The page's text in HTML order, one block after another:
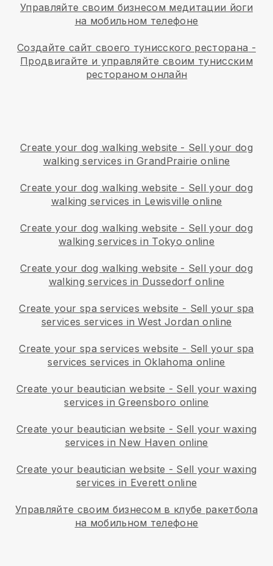
Управляйте своим бизнесом медитации йоги
на мобильном телефоне
Создайте сайт своего тунисского ресторана -
Продвигайте и управляйте своим тунисским
рестораном онлайн
Create your dog walking website - Sell your dog
walking services in GrandPrairie online
Create your dog walking website - Sell your dog
walking services in Lewisville online
Create your dog walking website - Sell your dog
walking services in Tokyo online
Create your dog walking website - Sell your dog
walking services in Dussedorf online
Create your spa services website - Sell your spa
services services in West Jordan online
Create your spa services website - Sell your spa
services services in Oklahoma online
Create your beautician website - Sell your waxing
services in Greensboro online
Create your beautician website - Sell your waxing
services in New Haven online
Create your beautician website - Sell your waxing
services in Everett online
Управляйте своим бизнесом в клубе ракетбола
на мобильном телефоне